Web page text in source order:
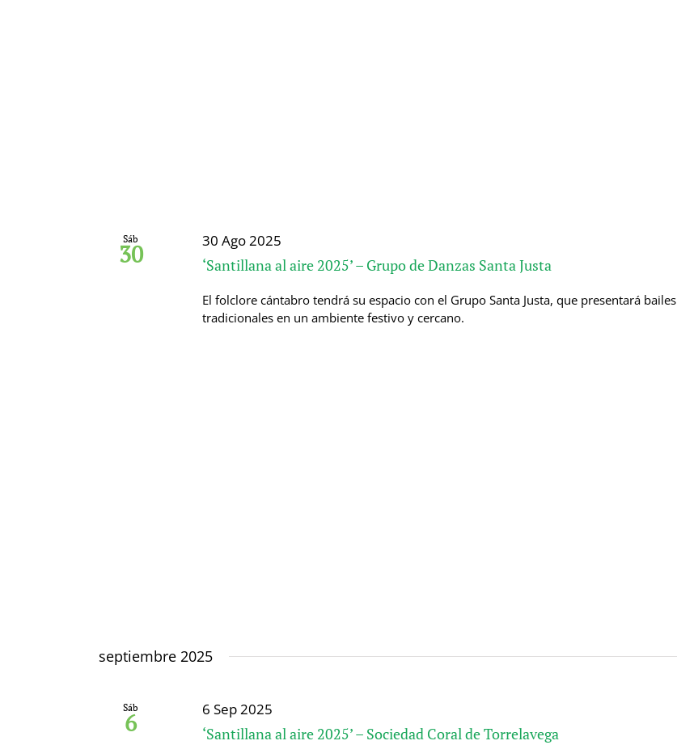
Sáb
30 30 Ago 2025
‘Santillana al aire 2025’ – Grupo de Danzas Santa Justa
El folclore cántabro tendrá su espacio con el Grupo Santa Justa, que presentará bailes
tradicionales en un ambiente festivo y cercano.
septiembre 2025
Sáb
6 6 Sep 2025
‘Santillana al aire 2025’ – Sociedad Coral de Torrelavega